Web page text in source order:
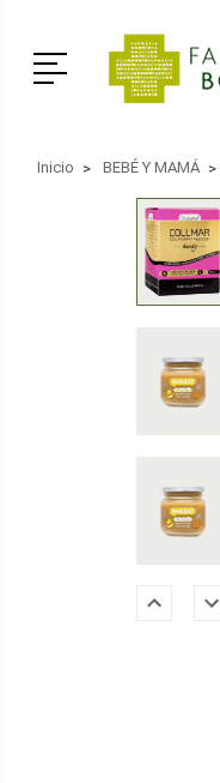
Menú
Inicio BEBÉ Y MAMÁ